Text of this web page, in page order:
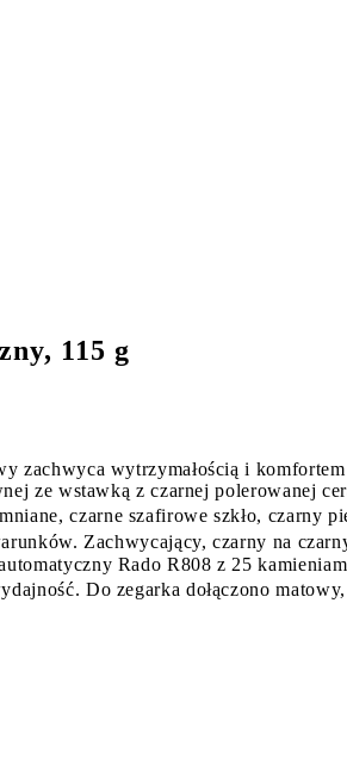
115 g
zachwyca wytrzymałością i
ze wstawką z czarnej polerowanej
czarne szafirowe szkło, czarny
Zachwycający, czarny na
Rado R808 z 25
Do zegarka dołączono